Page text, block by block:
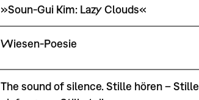
»Soun-Gui Kim: Lazy Clouds«
Wiesen-Poesie
The sound of silence. Stille hören – Stille